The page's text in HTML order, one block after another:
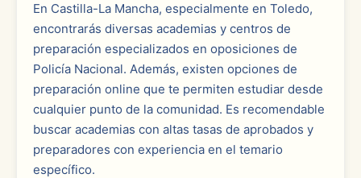
En Castilla-La Mancha, especialmente en Toledo,
encontrarás diversas academias y centros de
preparación especializados en oposiciones de
Policía Nacional. Además, existen opciones de
preparación online que te permiten estudiar desde
cualquier punto de la comunidad. Es recomendable
buscar academias con altas tasas de aprobados y
preparadores con experiencia en el temario
específico.